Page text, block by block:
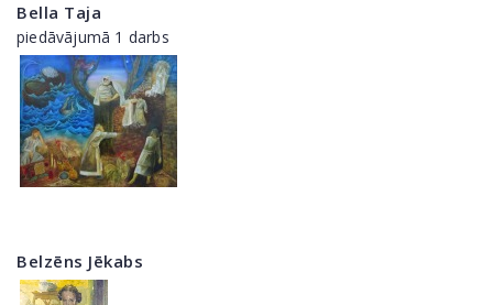
Bella Taja
piedāvājumā 1 darbs
Belzēns Jēkabs